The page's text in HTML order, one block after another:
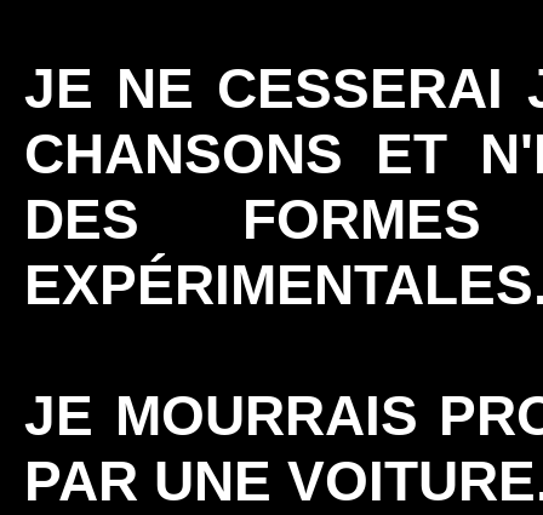
JE NE CESSERAI
CHANSONS ET
DES FORMES
JE MOURRAIS
PAR UNE